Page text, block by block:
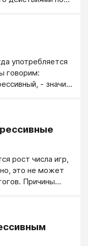
употребляется
говорим:
- значит
она еще в
трудно даже
рост числа игр,
это не может
Причины
ли это, что
и необходимости